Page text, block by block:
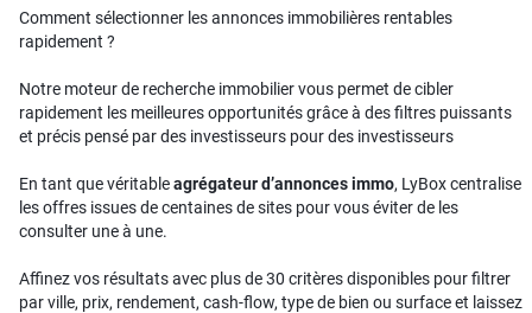
Comment sélectionner les annonces immobilières rentables
rapidement ?
Notre moteur de recherche immobilier vous permet de cibler
rapidement les meilleures opportunités grâce à des filtres puissants
et précis pensé par des investisseurs pour des investisseurs
En tant que véritableagrégateur d’annonces immo, LyBox centralise
les offres issues de centaines de sites pour vous éviter de les
consulter une à une.
Affinez vos résultats avec plus de 30 critères disponibles pour filtrer
par ville, prix, rendement, cash-flow, type de bien ou surface et laissez